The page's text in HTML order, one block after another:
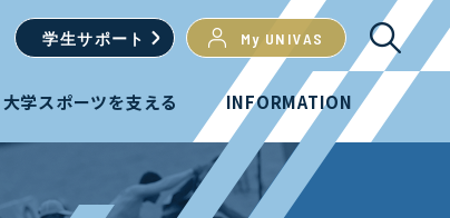
学生サポート My UNIVAS
大学スポーツを支える INFORMATION